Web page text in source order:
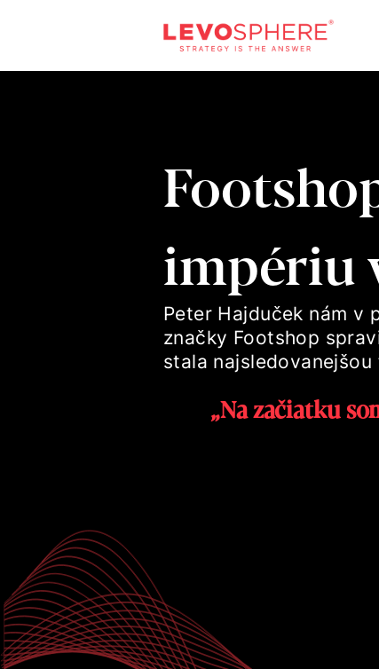
impériu
Peter Hajduček nám v
značky Footshop
stala
„Na začiatku som nemal skúsenosti. Je v poriadku začať, ak vás niečo baví a